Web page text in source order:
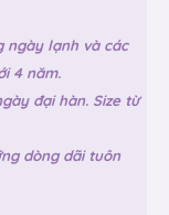
ngày lạnh và các
4 năm.
đại hàn. Size từ
dòng dãi tuôn